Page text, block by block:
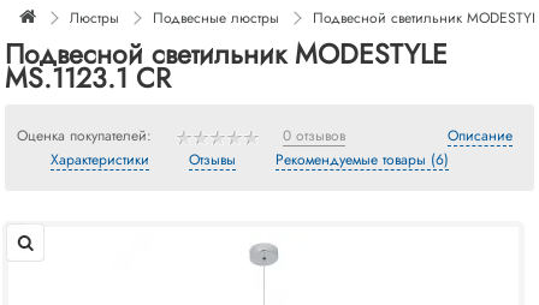
Люстры Подвесные люстры Подвесной светильник
Подвесной светильник MODESTYLE
MS.1123.1 CR
Оценка покупателей: 0 отзывов
Описание
Характеристики
Отзывы Рекомендуемые товары (6)